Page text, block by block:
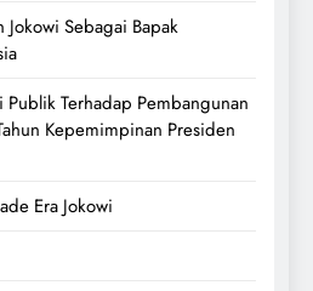
Jokowi Sebagai Bapak
Publik Terhadap Pembangunan
Kepemimpinan Presiden
Era Jokowi